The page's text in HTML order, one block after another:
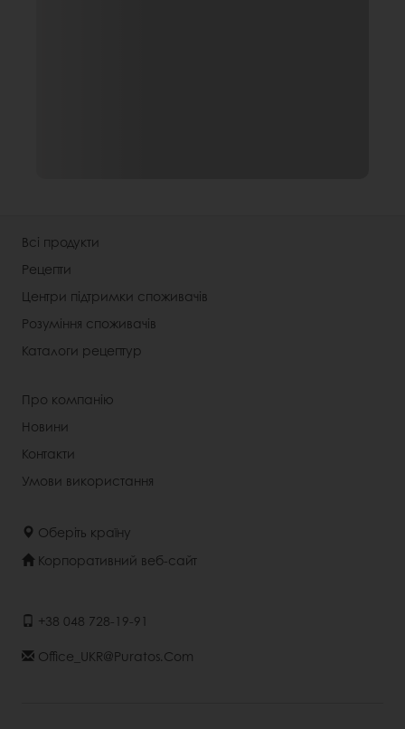
Всі продукти
Рецепти
Центри підтримки споживачів
Розуміння споживачів
Каталоги рецептур
Про компанію
Новини
Контакти
Умови використання
Оберіть країну
Корпоративний веб-сайт
+38 048 728-19-91
Office_UKR@puratos.com